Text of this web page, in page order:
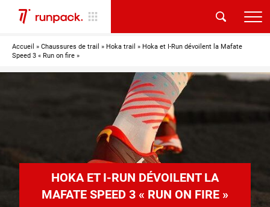
Accueil » Chaussures de trail » Hoka trail » Hoka et I-Run dévoilent la Mafate
Speed 3 « Run on fire »
HOKA ET I-RUN DÉVOILENT LA
MAFATE SPEED 3 « RUN ON FIRE »